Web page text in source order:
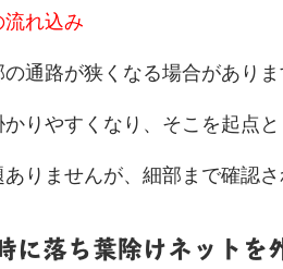
流れ込み
通路が狭くなる場合がありま
りやすくなり、そこを起点
りませんが、細部まで確認
落ち葉除けネットを